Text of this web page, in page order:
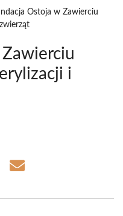
Ostoja w Zawierciu
i
Share